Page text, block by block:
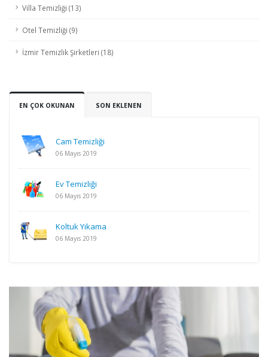
Villa Temizliği (13)
Otel Temizliği (9)
İzmir Temizlik Şirketleri (18)
EN ÇOK OKUNAN SON EKLENEN
Cam Temizliği
06 Mayıs 2019
Ev Temizliği
06 Mayıs 2019
Koltuk Yıkama
06 Mayıs 2019